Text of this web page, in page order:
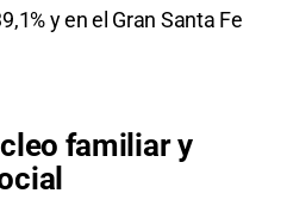
y en el Gran Santa Fe
familiar y